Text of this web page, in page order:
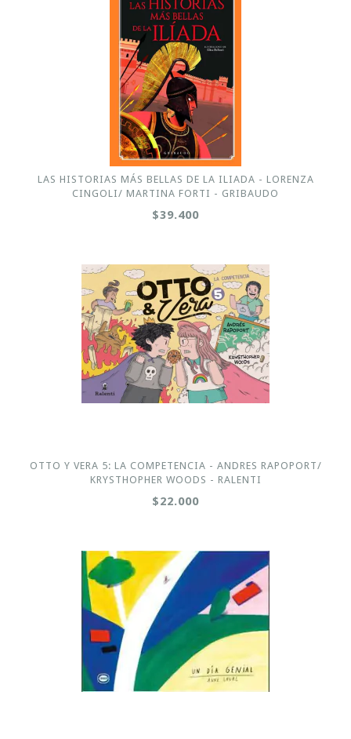
LAS HISTORIAS MÁS BELLAS DE LA ILIADA - LORENZA
CINGOLI/ MARTINA FORTI - GRIBAUDO
$39.400
OTTO Y VERA 5: LA COMPETENCIA - ANDRES RAPOPORT/
KRYSTHOPHER WOODS - RALENTI
$22.000